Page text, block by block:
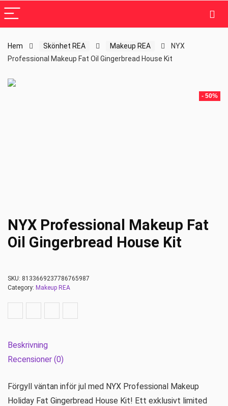
Hem Skönhet REA Makeup REA
NYX
Professional Makeup Fat Oil Gingerbread House Kit
- 50%
NYX Professional Makeup Fat
Oil Gingerbread House Kit
SKU: 8133669237786765987
Category: Makeup REA
Beskrivning
Recensioner (0)
Förgyll väntan inför jul med NYX Professional Makeup
Holiday Fat Gingerbread House Kit! Ett exklusivt limited